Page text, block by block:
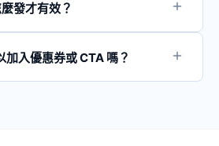
，可以考慮收取定金或設定
發才有效？
話，再發 LINE 訊息，確認意願後
入優惠券或 CTA 嗎？